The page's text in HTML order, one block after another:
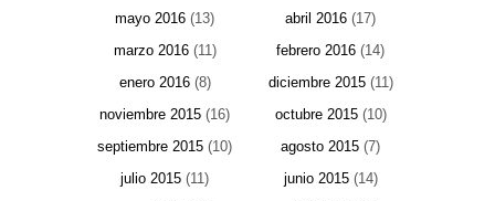
mayo 2016 (13) abril 2016 (17)
marzo 2016(11) febrero 2016 (14)
enero 2016(8) diciembre 2015(11)
noviembre 2015 (16) octubre 2015(10)
septiembre 2015 (10) agosto 2015 (7)
julio 2015 (11) junio 2015(14)